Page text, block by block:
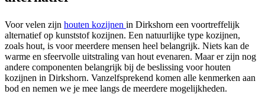
Voor velen zijn houten kozijnen in Dirkshorn een voortreffelijk
alternatief op kunststof kozijnen. Een natuurlijke type kozijnen,
zoals hout, is voor meerdere mensen heel belangrijk. Niets kan de
warme en sfeervolle uitstraling van hout evenaren. Maar er zijn nog
andere componenten belangrijk bij de beslissing voor houten
kozijnen in Dirkshorn. Vanzelfsprekend komen alle kenmerken aan
bod en nemen we je mee langs de meerdere mogelijkheden.